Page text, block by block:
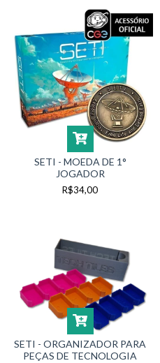
SETI - MOEDA DE 1°
JOGADOR
R$34,00
SETI - ORGANIZADOR PARA
PEÇAS DE TECNOLOGIA